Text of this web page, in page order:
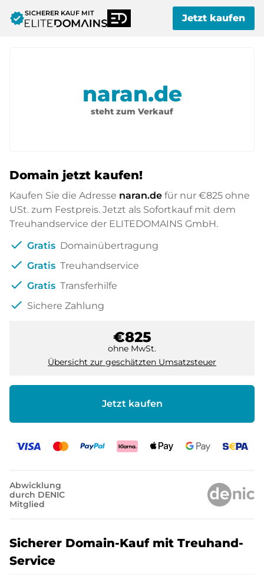
verifiedSICHERER KAUF MIT Jetzt kaufen
naran.de
steht zum Verkauf
Domain jetzt kaufen!
Kaufen Sie die Adresse naran.de für nur €825 ohne
USt. zum Festpreis. Jetzt als Sofortkauf mit dem
Treuhandservice der ELITEDOMAINS GmbH.
check Gratis Domainübertragung
check Gratis Treuhandservice
check Gratis Transferhilfe
check Sichere Zahlung
€825
ohne MwSt.
Übersicht zur geschätzten Umsatzsteuer
Jetzt kaufen
Abwicklung
durch DENIC
Mitglied
Sicherer Domain-Kauf mit Treuhand-
Service